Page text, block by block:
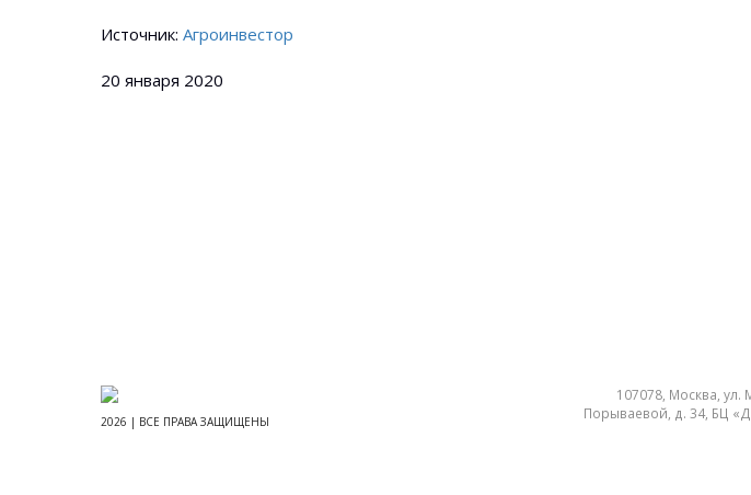
Источник: Агроинвестор
20 января 2020
2026 | ВСЕ ПРАВА ЗАЩИЩЕНЫ
107078, Москва, ул.
Порываевой, д. 34, БЦ